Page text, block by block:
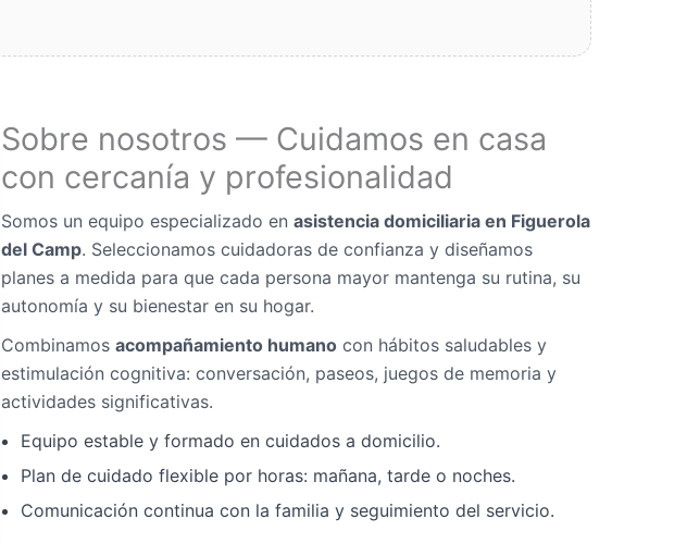
Sobre nosotros — Cuidamos en casa
con cercanía y profesionalidad
Somos un equipo especializado enasistencia domiciliaria en Figuerola
del Camp. Seleccionamos cuidadoras de confianza y diseñamos
planes a medida para que cada persona mayor mantenga su rutina, su
autonomía y su bienestar en su hogar.
Combinamosacompañamiento humano con hábitos saludables y
estimulación cognitiva: conversación, paseos, juegos de memoria y
actividades significativas.
Equipo estable y formado en cuidados a domicilio.
Plan de cuidado flexible por horas: mañana, tarde o noches.
Comunicación continua con la familia y seguimiento del servicio.